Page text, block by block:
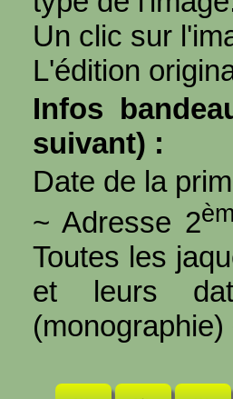
Un clic sur
L'édition
Infos
suivant) :
Date de la
~ Adresse 2
Toutes les
et leurs